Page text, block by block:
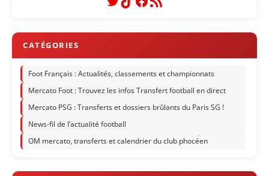
Foot Français : Actualités, classements et championnats
Mercato Foot : Trouvez les infos Transfert football en direct
Mercato PSG : Transferts et dossiers brûlants du Paris SG !
News-fil de l’actualité football
OM mercato, transferts et calendrier du club phocéen